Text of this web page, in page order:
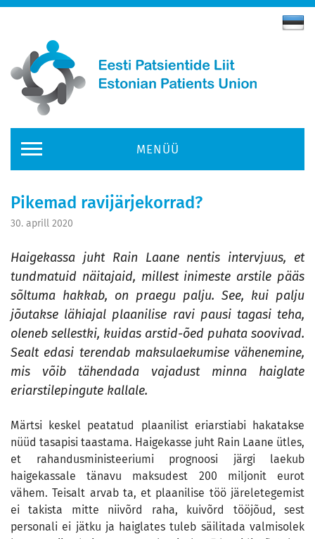
MENÜÜ
Pikemad ravijärjekorrad?
30. aprill 2020
Haigekassa juht Rain Laane nentis intervjuus, et
tundmatuid näitajaid, millest inimeste arstile pääs
sõltuma hakkab, on praegu palju. See, kui palju
jõutakse lähiajal plaanilise ravi pausi tagasi teha,
oleneb sellestki, kuidas arstid-õed puhata soovivad.
Sealt edasi terendab maksulaekumise vähenemine,
mis võib tähendada vajadust minna haiglate
eriarstilepingute kallale.
Märtsi keskel peatatud plaanilist eriarstiabi hakatakse
nüüd tasapisi taastama. Haigekasse juht Rain Laane ütles,
et rahandusministeeriumi prognoosi järgi laekub
haigekassale tänavu maksudest 200 miljonit eurot
vähem. Teisalt arvab ta, et plaanilise töö järeletegemist
ei takista mitte niivõrd raha, kuivõrd tööjõud, sest
personali ei jätku ja haiglates tuleb säilitada valmisolek